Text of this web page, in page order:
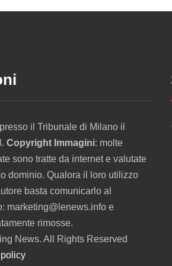
il Tribunale di Milano il
Copyright Immagini: molte
sono tratte da internet e valutate
dominio. Qualora il loro utilizzo
basta comunicarlo al
marketing@lenews.info e
rimosse.
News. All Rights Reserved